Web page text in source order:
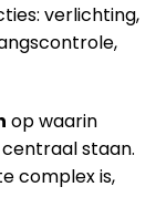
verlichting,
op waarin
centraal staan.
complex is,